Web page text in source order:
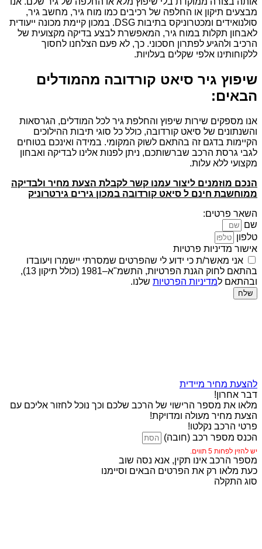
מבצעים תיקון או החלפה של רכיבים כמו מוח גיר, מחשב גיר,
סולנואידים ומכטרוניקס בתיבות DSG. במכון קיימת מכונה ייעודית
לאבחון תקלות במוח גיר, המאפשרת לבצע בדיקה מקצועית של
הרכיב ולהגיע לפתרון חסכוני. כך, לא פעם הצלחנו לחסוך
ללקוחותינו אלפי שקלים בעלויות.
שיפוץ גיר סיאט קורדובה מהמודלים
הבאים:
אנו מספקים שירות שיפוץ והחלפת גיר לכל המודלים, הגרסאות
והשנתונים של סיאט קורדובה, כולל כל סוגי תיבות ההילוכים
הקיימות בדגם זה בהתאם לשוק המקומי. במידה ואינכם בטוחים
לגבי גרסת הרכב שברשותכם, ניתן לפנות אלינו לבדיקה ואבחון
מקצועי ללא עלות.
הנכם מוזמנים ליצור עמנו קשר לקבלת הצעת מחיר ולבדיקה
ממוחשבת חינם ל סיאט קורדובה במכון גירים גירטרוניק
השאר פרטים:
שם
טלפון
אישור מדיניות פרטיות
אני מאשר/ת כי ידוע לי שהפרטים שמסרתי יישמרו ויעובדו
בהתאם לחוק הגנת הפרטיות, התשמ"א–1981 (כולל תיקון 13),
ובהתאם למדיניות הפרטיות שלנו.
שלח
להצעת מחיר מיידית
דבר אחרון!
מלאו את מספר הרישוי של הרכב שלכם וכך נוכל לחזור אליכם עם
הצעת מחיר מעולה ומדויקת!
פרטי הרכב נקלטו!
הכנס מספר רכב (חובה)
יש להזין לפחות 5 תווים.
מספר הרכב אינו תקין, אנא נסה שוב
כעת מלאו רק את הפרטים הבאים וסיימנו
סוג התקלה